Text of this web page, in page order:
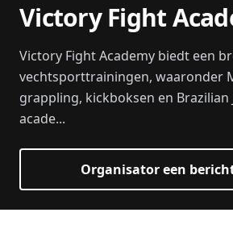
Victory Fight
Victory Fight Academy biedt een
vechtsporttrainingen, waaronder
grappling, kickboksen en Brazilian
acade...
Organisator een